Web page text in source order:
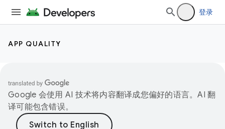
登录
APP QUALITY
Google 会使用 AI 技术将内容翻译成您偏好的语言。AI 翻
译可能包含错误。